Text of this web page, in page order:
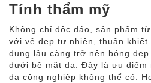
Tính thẩm mỹ
Không chỉ độc đáo, sản phẩm
với vẻ đẹp tự nhiên, thuần
dụng lâu càng trở nên bóng
dưới bề mặt da. Đây là ưu điểm
da công nghiệp không thể có.